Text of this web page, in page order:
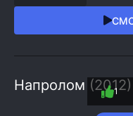
Напролом (2012)
1